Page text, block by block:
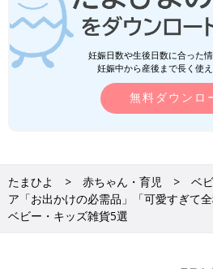
妊娠日数や生後日数に合った
妊娠中から産後まで長く使
無料ダウンロ
たまひよ 赤ちゃん・育児 ベ
ア「お出かけの必需品」「可愛すぎて
ベビー・キッズ雑貨5選